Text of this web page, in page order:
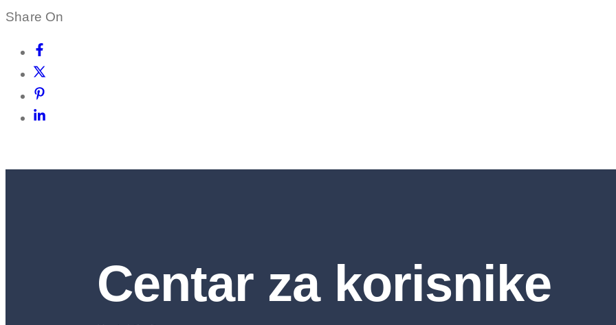
Share On
Centar za korisnike